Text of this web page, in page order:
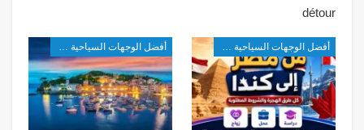
détour
أفضل الوجهات السياحية في شرق آسيا أفضل الوجهات السياحية في شرق آسيا